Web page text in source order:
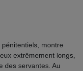
montre
extrêmement longs,
des servantes. Au